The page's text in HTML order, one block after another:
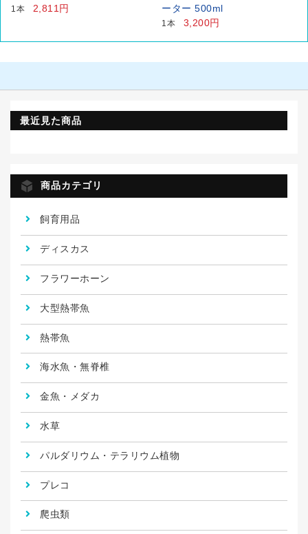
1本 2,811円
ーター 500ml
1本 3,200円
最近見た商品
商品カテゴリ
飼育用品
ディスカス
フラワーホーン
大型熱帯魚
熱帯魚
海水魚・無脊椎
金魚・メダカ
水草
パルダリウム・テラリウム植物
プレコ
爬虫類